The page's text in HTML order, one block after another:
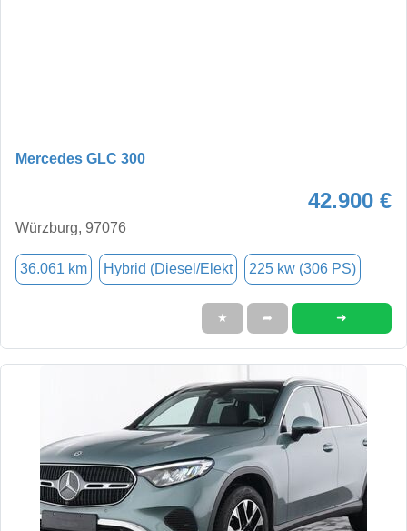
Mercedes GLC 300
42.900 €
Würzburg, 97076
36.061 km Hybrid (Diesel/Elekt 225 kw (306 PS)
★ ➦ ➜